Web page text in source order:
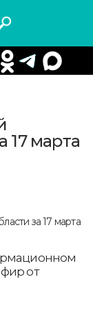
17 марта
от